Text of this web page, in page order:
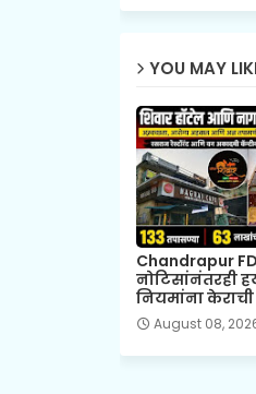
YOU MAY
Chandrapur
नोटिसांनंतरही
नियमांना
August 08,